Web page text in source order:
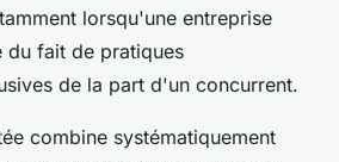
lorsqu'une entreprise
du fait de pratiques
de la part d'un concurrent.
combine systématiquement